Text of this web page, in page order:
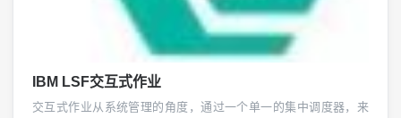
IBM LSF交互式作业
交互式作业从系统管理的角度，通过一个单一的集中调度器，来